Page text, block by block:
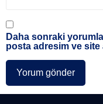
Daha sonraki
posta adresim ve site